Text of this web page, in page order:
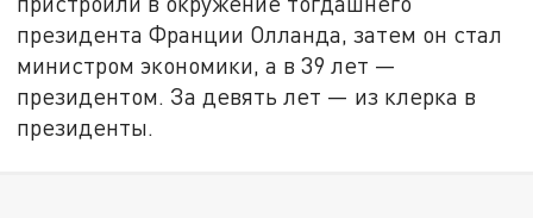
президента Франции Олланда, затем он стал
министром экономики, а в 39 лет —
президентом. За девять лет — из клерка в
президенты.